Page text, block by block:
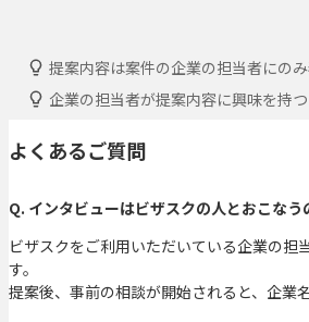
提案内容は案件の企業の担当者にのみ
企業の担当者が提案内容に興味を持つ
よくあるご質問
Q. インタビューはビザスクの人とおこなう
ビザスクをご利用いただいている企業の担
す。
提案後、事前の相談が開始されると、企業